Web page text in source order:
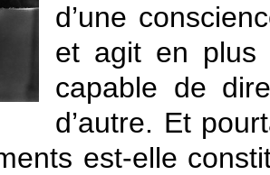
d’une
et agit en
capable de
d’autre. Et
est-elle